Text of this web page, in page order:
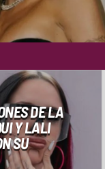
DE LA
Y LALI
SU